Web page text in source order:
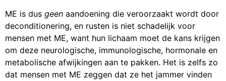
ME is dus geen aandoening die veroorzaakt wordt door
deconditionering, en rusten is niet schadelijk voor
mensen met ME, want hun lichaam moet de kans krijgen
om deze neurologische, immunologische, hormonale en
metabolische afwijkingen aan te pakken. Het is zelfs zo
dat mensen met ME zeggen dat ze het jammer vinden